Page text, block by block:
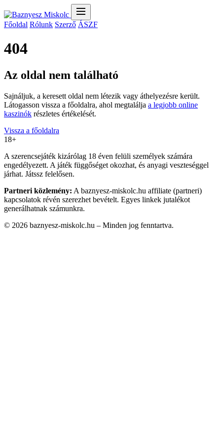
Főoldal Rólunk Szerző ÁSZF
404
Az oldal nem található
Sajnáljuk, a keresett oldal nem létezik vagy áthelyezésre került.
Látogasson vissza a főoldalra, ahol megtalálja a legjobb online
kaszinók részletes értékelését.
Vissza a főoldalra
18+
A szerencsejáték kizárólag 18 éven felüli személyek számára
engedélyezett. A játék függőséget okozhat, és anyagi veszteséggel
járhat. Játssz felelősen.
Partneri közlemény: A baznyesz-miskolc.hu affiliate (partneri)
kapcsolatok révén szerezhet bevételt. Egyes linkek jutalékot
generálhatnak számunkra.
© 2026 baznyesz-miskolc.hu – Minden jog fenntartva.